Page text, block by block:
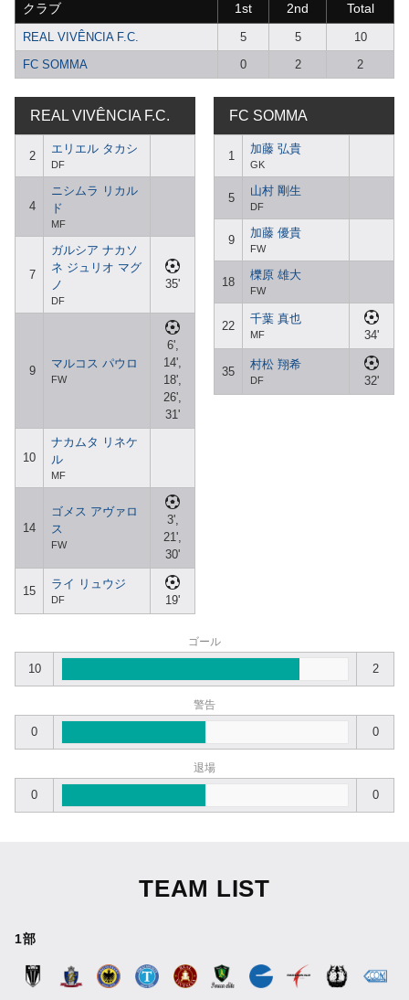
クラブ 1st 2nd Total
REAL VIVÊNCIA F.C. 5 5
10
FC SOMMA
0 2 2
REAL VIVÊNCIA F.C.
2
エリエル タカシ
DF
4
ニシムラ リカル
ド
MF
7
ガルシア ナカソ
ネ ジュリオ マグ
ノ
DF
35'
9
マルコス パウロ
FW
6',
14',
18',
26',
31'
10
ナカムタ リネケ
ル
MF
14
ゴメス アヴァロ
ス
FW
3',
21',
30'
15
ライ リュウジ
DF 19'
FC SOMMA
1
加藤 弘貴
GK
5
山村 剛生
DF
9
加藤 優貴
FW
18
櫟原 雄大
FW
22
千葉 真也
MF 34'
35
村松 翔希
DF 32'
ゴール
10 2
警告
0 0
退場
0 0
TEAM LIST
1部